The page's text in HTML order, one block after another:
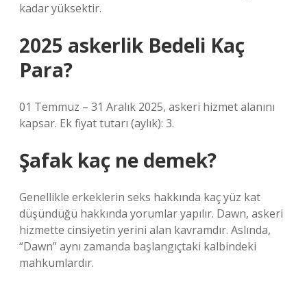
kadar yüksektir.
2025 askerlik Bedeli Kaç
Para?
01 Temmuz – 31 Aralık 2025, askeri hizmet alanını
kapsar. Ek fiyat tutarı (aylık): 3.
Şafak kaç ne demek?
Genellikle erkeklerin seks hakkında kaç yüz kat
düşündüğü hakkında yorumlar yapılır. Dawn, askeri
hizmette cinsiyetin yerini alan kavramdır. Aslında,
“Dawn” aynı zamanda başlangıçtaki kalbindeki
mahkumlardır.